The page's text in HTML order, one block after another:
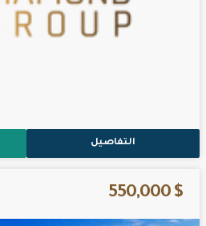
التفاصيل
$ 550,000